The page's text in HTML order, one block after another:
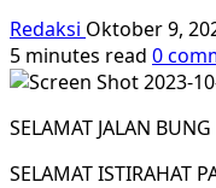
Redaksi Oktober 9,
5 minutes read 0
SELAMAT JALAN
SELAMAT ISTIRAHAT